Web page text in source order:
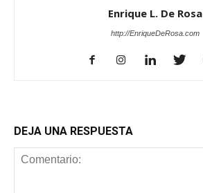
Enrique L. De Rosa
http://EnriqueDeRosa.com
DEJA UNA RESPUESTA